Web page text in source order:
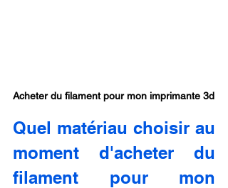
Acheter du filament pour mon imprimante 3d
Quel matériau choisir au
moment d'acheter du
filament pour mon